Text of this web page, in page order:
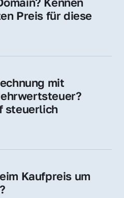
Investition.
Preis für diese
Kaufpreis vor –
mit
steuerlich
Kauf in der Regel
Kaufpreis um